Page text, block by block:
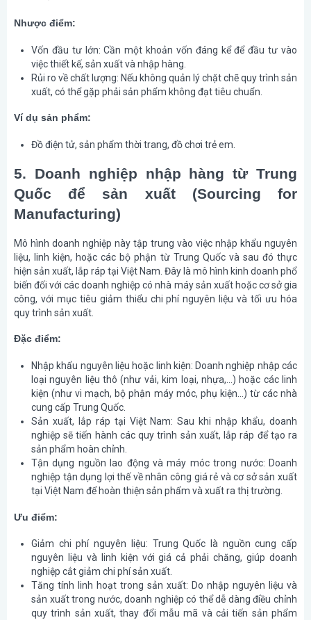
Nhược điểm:
Vốn đầu tư lớn: Cần một khoản vốn đáng kể để đầu tư vào
việc thiết kế, sản xuất và nhập hàng.
Rủi ro về chất lượng: Nếu không quản lý chặt chẽ quy trình sản
xuất, có thể gặp phải sản phẩm không đạt tiêu chuẩn.
Ví dụ sản phẩm:
Đồ điện tử, sản phẩm thời trang, đồ chơi trẻ em.
5. Doanh nghiệp nhập hàng từ Trung
Quốc để sản xuất (Sourcing for
Manufacturing)
Mô hình doanh nghiệp này tập trung vào việc nhập khẩu nguyên
liệu, linh kiện, hoặc các bộ phận từ Trung Quốc và sau đó thực
hiện sản xuất, lắp ráp tại Việt Nam. Đây là mô hình kinh doanh phổ
biến đối với các doanh nghiệp có nhà máy sản xuất hoặc cơ sở gia
công, với mục tiêu giảm thiểu chi phí nguyên liệu và tối ưu hóa
quy trình sản xuất.
Đặc điểm:
Nhập khẩu nguyên liệu hoặc linh kiện: Doanh nghiệp nhập các
loại nguyên liệu thô (như vải, kim loại, nhựa,…) hoặc các linh
kiện (như vi mạch, bộ phận máy móc, phụ kiện…) từ các nhà
cung cấp Trung Quốc.
Sản xuất, lắp ráp tại Việt Nam: Sau khi nhập khẩu, doanh
nghiệp sẽ tiến hành các quy trình sản xuất, lắp ráp để tạo ra
sản phẩm hoàn chỉnh.
Tận dụng nguồn lao động và máy móc trong nước: Doanh
nghiệp tận dụng lợi thế về nhân công giá rẻ và cơ sở sản xuất
tại Việt Nam để hoàn thiện sản phẩm và xuất ra thị trường.
Ưu điểm:
Giảm chi phí nguyên liệu: Trung Quốc là nguồn cung cấp
nguyên liệu và linh kiện với giá cả phải chăng, giúp doanh
nghiệp cắt giảm chi phí sản xuất.
Tăng tính linh hoạt trong sản xuất: Do nhập nguyên liệu và
sản xuất trong nước, doanh nghiệp có thể dễ dàng điều chỉnh
quy trình sản xuất, thay đổi mẫu mã và cải tiến sản phẩm